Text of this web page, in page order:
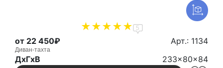
5
от 22 450₽ Арт.: 1134
Диван-тахта
ДxГxВ 233x80x84